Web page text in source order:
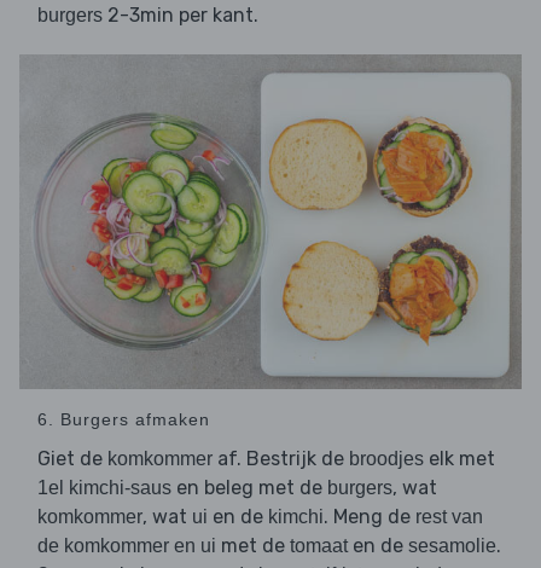
burgers 2-3min per kant.
6. Burgers afmaken
Giet de komkommer af. Bestrijk de broodjes elk met
1el kimchi-saus en beleg met de burgers, wat
komkommer, wat ui en de kimchi. Meng de rest van
de komkommer en ui met de tomaaten de sesamolie.